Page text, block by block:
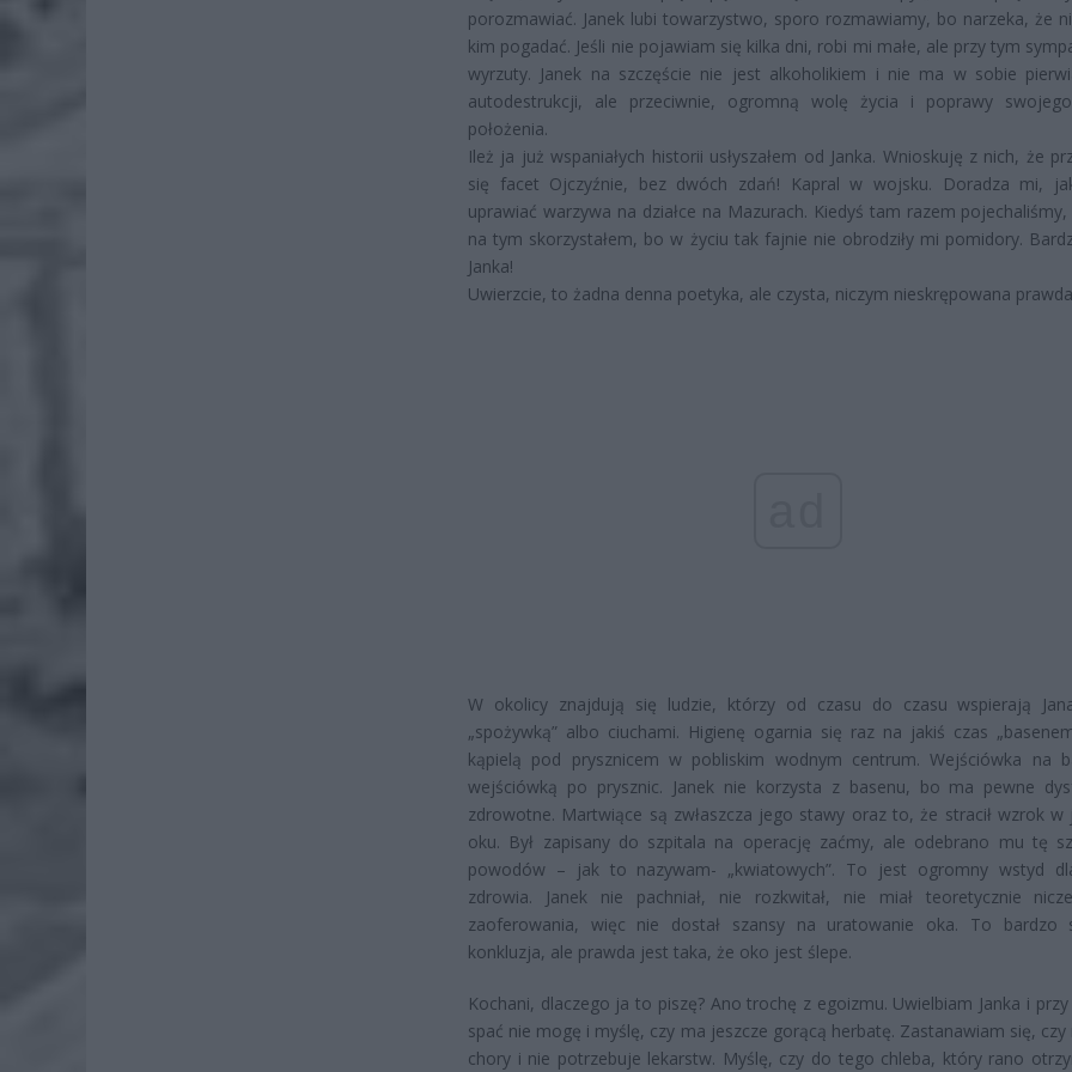
porozmawiać. Janek lubi towarzystwo, sporo rozmawiamy, bo narzeka, że
kim pogadać. Jeśli nie pojawiam się kilka dni, robi mi małe, ale przy tym
wyrzuty. Janek na szczęście nie jest alkoholikiem i nie ma w sobie
autodestrukcji, ale przeciwnie, ogromną wolę życia i poprawy
położenia.
Ileż ja już wspaniałych historii usłyszałem od Janka. Wnioskuję z nich, że
się facet Ojczyźnie, bez dwóch zdań! Kapral w wojsku. Doradza mi,
uprawiać warzywa na działce na Mazurach. Kiedyś tam razem
na tym skorzystałem, bo w życiu tak fajnie nie obrodziły mi pomidory.
Janka!
Uwierzcie, to żadna denna poetyka, ale czysta, niczym nieskrępowana
W okolicy znajdują się ludzie, którzy od czasu do czasu wspierają
„spożywką” albo ciuchami. Higienę ogarnia się raz na jakiś czas
kąpielą pod prysznicem w pobliskim wodnym centrum. Wejściówka na
wejściówką po prysznic. Janek nie korzysta z basenu, bo ma pewne
zdrowotne. Martwiące są zwłaszcza jego stawy oraz to, że stracił wzrok w
oku. Był zapisany do szpitala na operację zaćmy, ale odebrano mu tę
powodów – jak to nazywam- „kwiatowych”. To jest ogromny wstyd
zdrowia. Janek nie pachniał, nie rozkwitał, nie miał teoretycznie
zaoferowania, więc nie dostał szansy na uratowanie oka. To bardzo
konkluzja, ale prawda jest taka, że oko jest ślepe.
Kochani, dlaczego ja to piszę? Ano trochę z egoizmu. Uwielbiam Janka i
spać nie mogę i myślę, czy ma jeszcze gorącą herbatę. Zastanawiam się,
chory i nie potrzebuje lekarstw. Myślę, czy do tego chleba, który rano